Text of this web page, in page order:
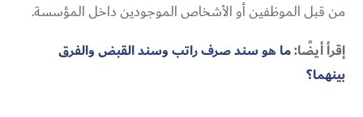
من قبل الموظفين أو الأشخاص الموجودين داخل المؤسسة.
إقرأ أيضًا:ما هو سند صرف راتب وسند القبض والفرق
بينهما؟